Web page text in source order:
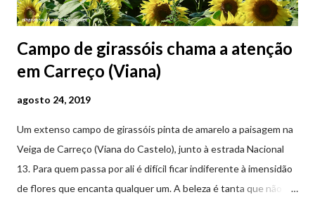
Campo de girassóis chama a atenção
em Carreço (Viana)
agosto 24, 2019
Um extenso campo de girassóis pinta de amarelo a paisagem na
Veiga de Carreço (Viana do Castelo), junto à estrada Nacional
13. Para quem passa por ali é difícil ficar indiferente à imensidão
de flores que encanta qualquer um. A beleza é tanta que não